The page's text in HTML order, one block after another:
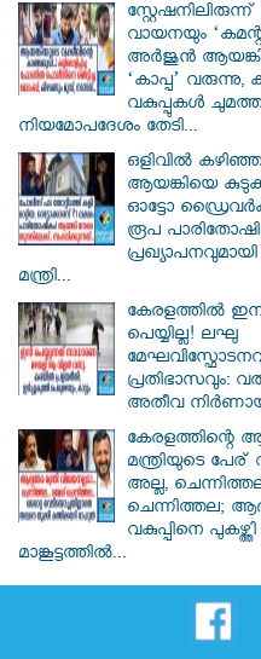
സ്റ്റേഷനിലിരുന്ന്
വായനയും
അർജുൻ
‘കാപ്പ’ വരുന്നു,
വകുപ്പുകൾ
നിയമോപദേശം തേടി...
ഒളിവിൽ
ആയങ്കിയെ
ഓട്ടോ
രൂപ
മന്ത്രി...
കേരളത്തിൽ
പെയ്യില്ല! ലഘു
പ്രതിഭാസവും:
അതീവ
കേരളത്തിന്റെ
മന്ത്രിയുടെ
അല്ല,
ചെന്നിത്തല;
വകുപ്പിനെ
മാങ്കൂട്ടത്തിൽ...